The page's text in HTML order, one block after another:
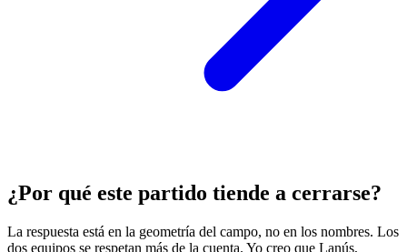
¿Por qué este partido tiende a cerrarse?
La respuesta está en la geometría del campo, no en los nombres. Los
dos equipos se respetan más de la cuenta. Yo creo que Lanús,